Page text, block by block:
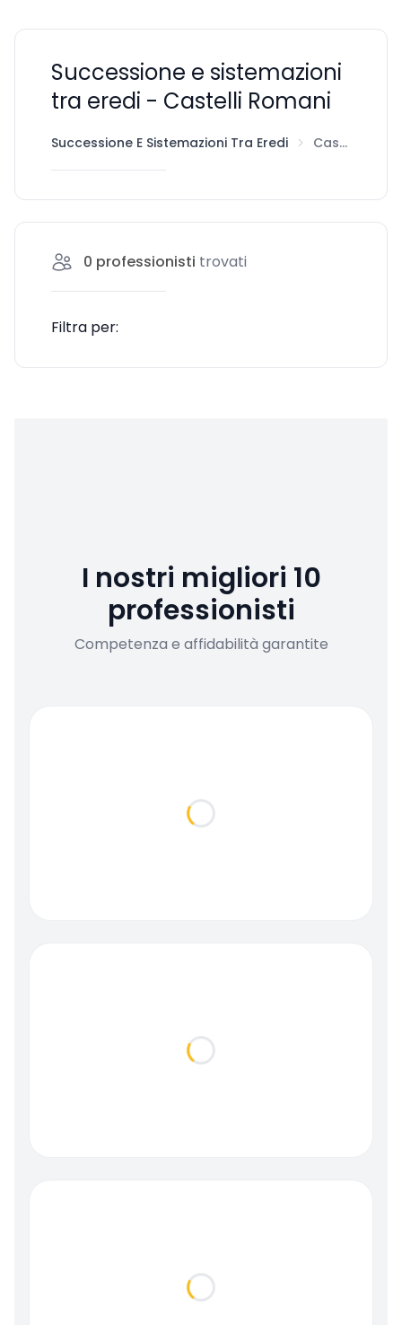
Successione e sistemazioni
tra eredi - Castelli Romani
Successione E Sistemazioni Tra Eredi Castelli Romani
0 professionisti trovati
Filtra per:
I nostri migliori 10
professionisti
Competenza e affidabilità garantite
Loading...
Loading...
Loading...